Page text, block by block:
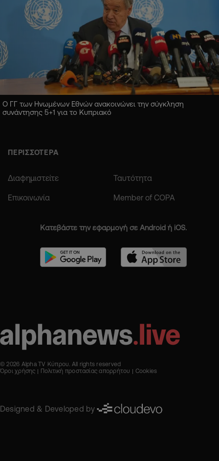
Ο ΓΓ των Ηνωμένων Εθνών ανακοινώνει την σύγκληση
συνάντησης 5+1 για το Κυπριακό
ΠΕΡΙΣΣΟΤΕΡΑ
Διαφημιστείτε Ταυτότητα
Επικοινωνία Member of COPA
Κατεβάστε την εφαρμογή σε Android ή iOS.
© 2026 Alpha TV Κύπρου. All rights reserved
Όροι χρήσης
Πολιτική προστασίας απορρήτου Cookies
Designed & Developed by